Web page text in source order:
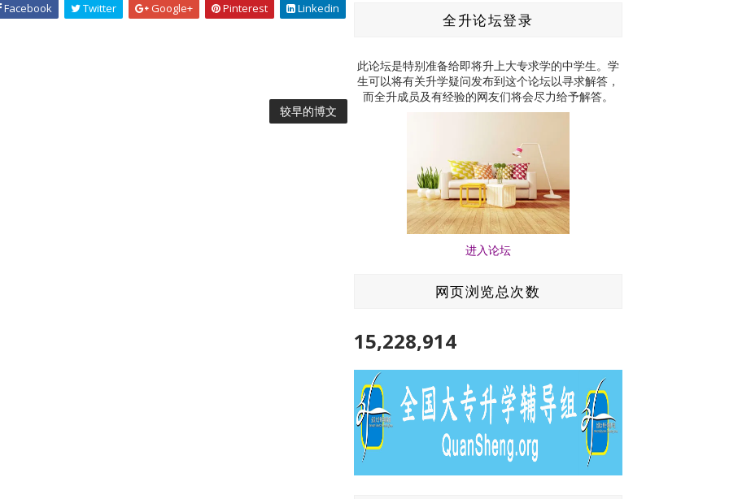
Facebook Twitter Google+ Pinterest Linkedin
较早的博文
全升论坛登录
此论坛是特别准备给即将升上大专求学的中学生。学
生可以将有关升学疑问发布到这个论坛以寻求解答，
而全升成员及有经验的网友们将会尽力给予解答。
进入论坛
网页浏览总次数
15,228,914